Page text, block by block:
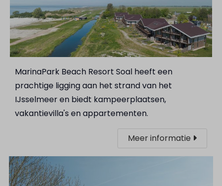
MarinaPark Beach Resort Soal heeft een
prachtige ligging aan het strand van het
IJsselmeer en biedt kampeerplaatsen,
vakantievilla's en appartementen.
Meer informatie